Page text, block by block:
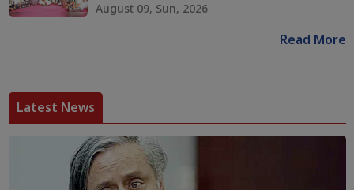
August 09, Sun, 2026
Read More
Latest News